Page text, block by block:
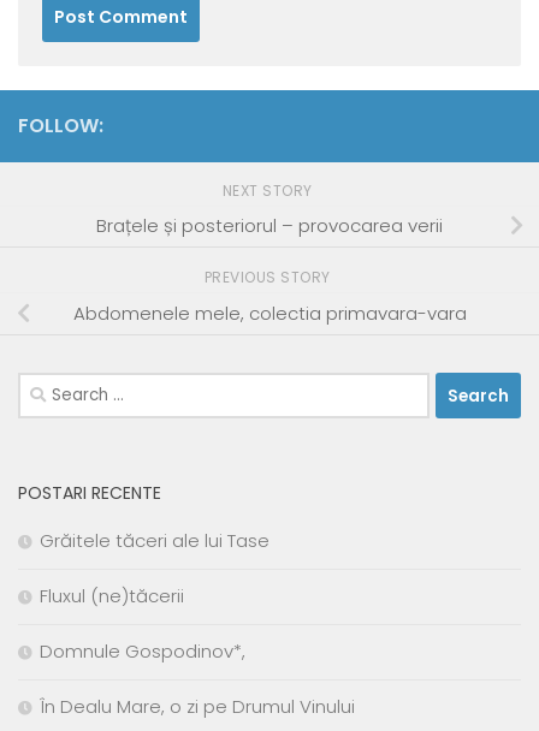
FOLLOW:
NEXT STORY
Brațele și posteriorul – provocarea verii
PREVIOUS STORY
Abdomenele mele, colectia primavara-vara
Search
for:
POSTARI RECENTE
Grăitele tăceri ale lui Tase
Fluxul (ne)tăcerii
Domnule Gospodinov*,
În Dealu Mare, o zi pe Drumul Vinului